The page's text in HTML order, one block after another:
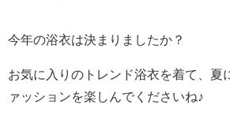
今年の浴衣は決まりましたか？
お気に入りのトレンド浴衣を着て、夏
ァッションを楽しんでくださいね♪